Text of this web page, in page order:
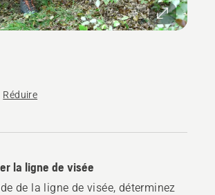
Réduire
la ligne de visée
de la ligne de visée, déterminez